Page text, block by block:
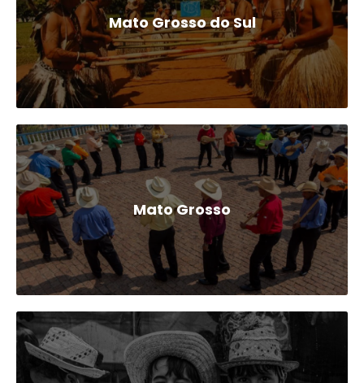
Mato Grosso do Sul
Mato Grosso